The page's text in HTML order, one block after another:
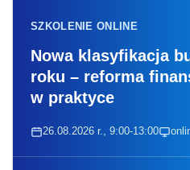
SZKOLENIE ONLINE
Nowa klasyfikacja
roku – reforma
w praktyce
26.08.2026 r., 9:00-13:00